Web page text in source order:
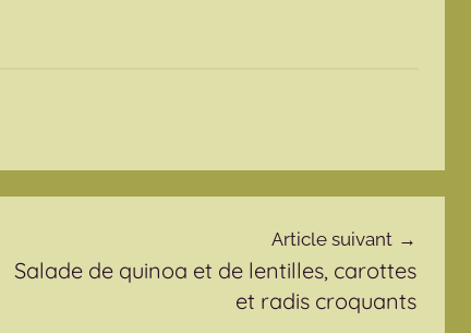
Article suivant
Salade de quinoa et de lentilles, carottes
et radis croquants